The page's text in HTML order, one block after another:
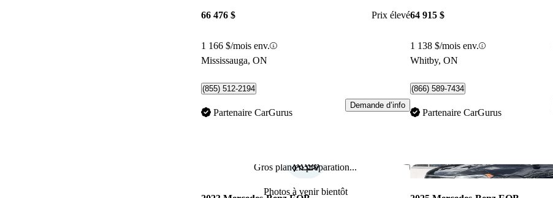
66 476 $ Prix élevé
1 166 $/mois env.
Mississauga, ON
(855) 512-2194
Partenaire CarGurus
Demande d’info
64 915 $
1 138 $/mois env.
Whitby, ON
(866) 589-7434
Partenaire CarGurus
Gros plan en préparation...
Photos à venir bientôt
Enregistrer cette annonce